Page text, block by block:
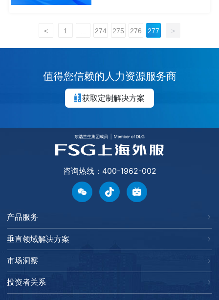
< 1 274 275 276 277 >
值得您信赖的人力资源服务商
获取定制解决方案
咨询热线：400-1962-002
产品服务
垂直领域解决方案
市场洞察
投资者关系